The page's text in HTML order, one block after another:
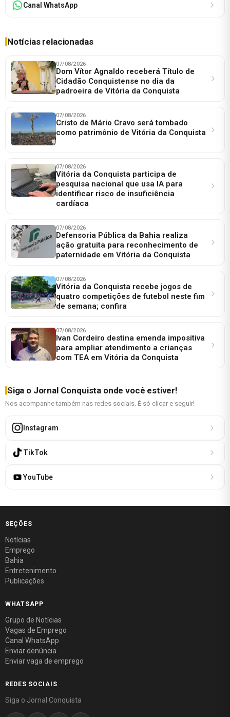
Canal WhatsApp
Notícias relacionadas
07/08/2026
Dom Vítor Agnaldo receberá Título de
Cidadão Conquistense no dia da
padroeira de Vitória da Conquista
07/08/2026
Cristo de Mário Cravo será tombado
como patrimônio de Vitória da Conquista
07/08/2026
Vitória da Conquista participa de
pesquisa nacional que usa IA para
identificar risco de insuficiência
cardíaca
07/08/2026
Defensoria Pública da Bahia realiza
ação gratuita para reconhecimento de
paternidade em Vitória da Conquista
07/08/2026
Vitória da Conquista recebe jogos de
quatro competições de futebol neste fim
de semana; confira
07/08/2026
Ivan Cordeiro destina emenda impositiva
para ampliar atendimento a crianças
com TEA em Vitória da Conquista
Siga o Jornal Conquista onde você estiver!
Nos acompanhe também nas redes sociais. É só clicar e seguir!
Instagram
TikTok
YouTube
SEÇÕES
Notícias
Emprego
Bahia
Entretenimento
Publicações
WHATSAPP
Grupo de Notícias
Vagas de Emprego
Canal WhatsApp
Enviar denúncia
Enviar vaga de emprego
REDES SOCIAIS
Siga o Jornal Conquista